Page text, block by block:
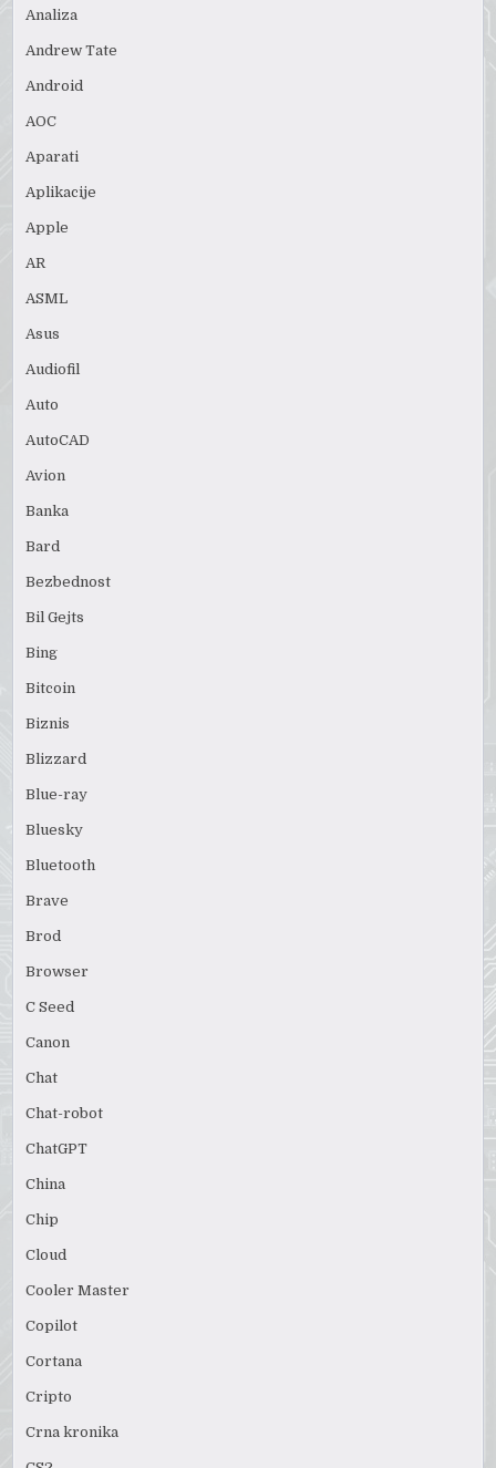
Analiza
Andrew Tate
Android
AOC
Aparati
Aplikacije
Apple
AR
ASML
Asus
Audiofil
Auto
AutoCAD
Avion
Banka
Bard
Bezbednost
Bil Gejts
Bing
Bitcoin
Biznis
Blizzard
Blue-ray
Bluesky
Bluetooth
Brave
Brod
Browser
C Seed
Canon
Chat
Chat-robot
ChatGPT
China
Chip
Cloud
Cooler Master
Copilot
Cortana
Cripto
Crna kronika